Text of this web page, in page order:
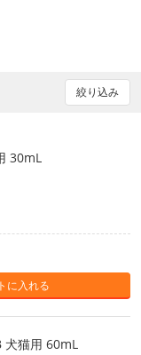
絞り込み
30mL
に入れる
犬猫用 60mL